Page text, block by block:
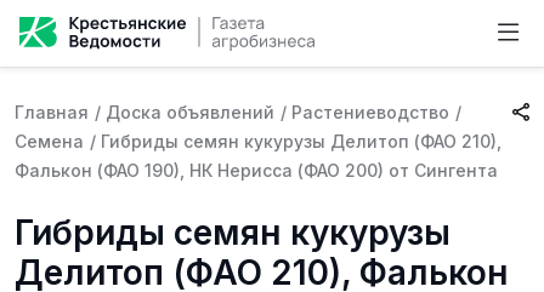
Главная / Доска объявлений / Растениеводство /
Семена / Гибриды семян кукурузы Делитоп (ФАО 210),
Фалькон (ФАО 190), НК Нерисса (ФАО 200) от Сингента
Гибриды семян кукурузы
Делитоп (ФАО 210), Фалькон